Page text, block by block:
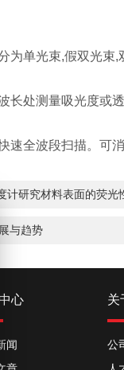
单光束,假双光束,
处测量吸光度或透
全波段扫描。可消
计研究材料表面的荧光
与趋势
心
闻
关
公